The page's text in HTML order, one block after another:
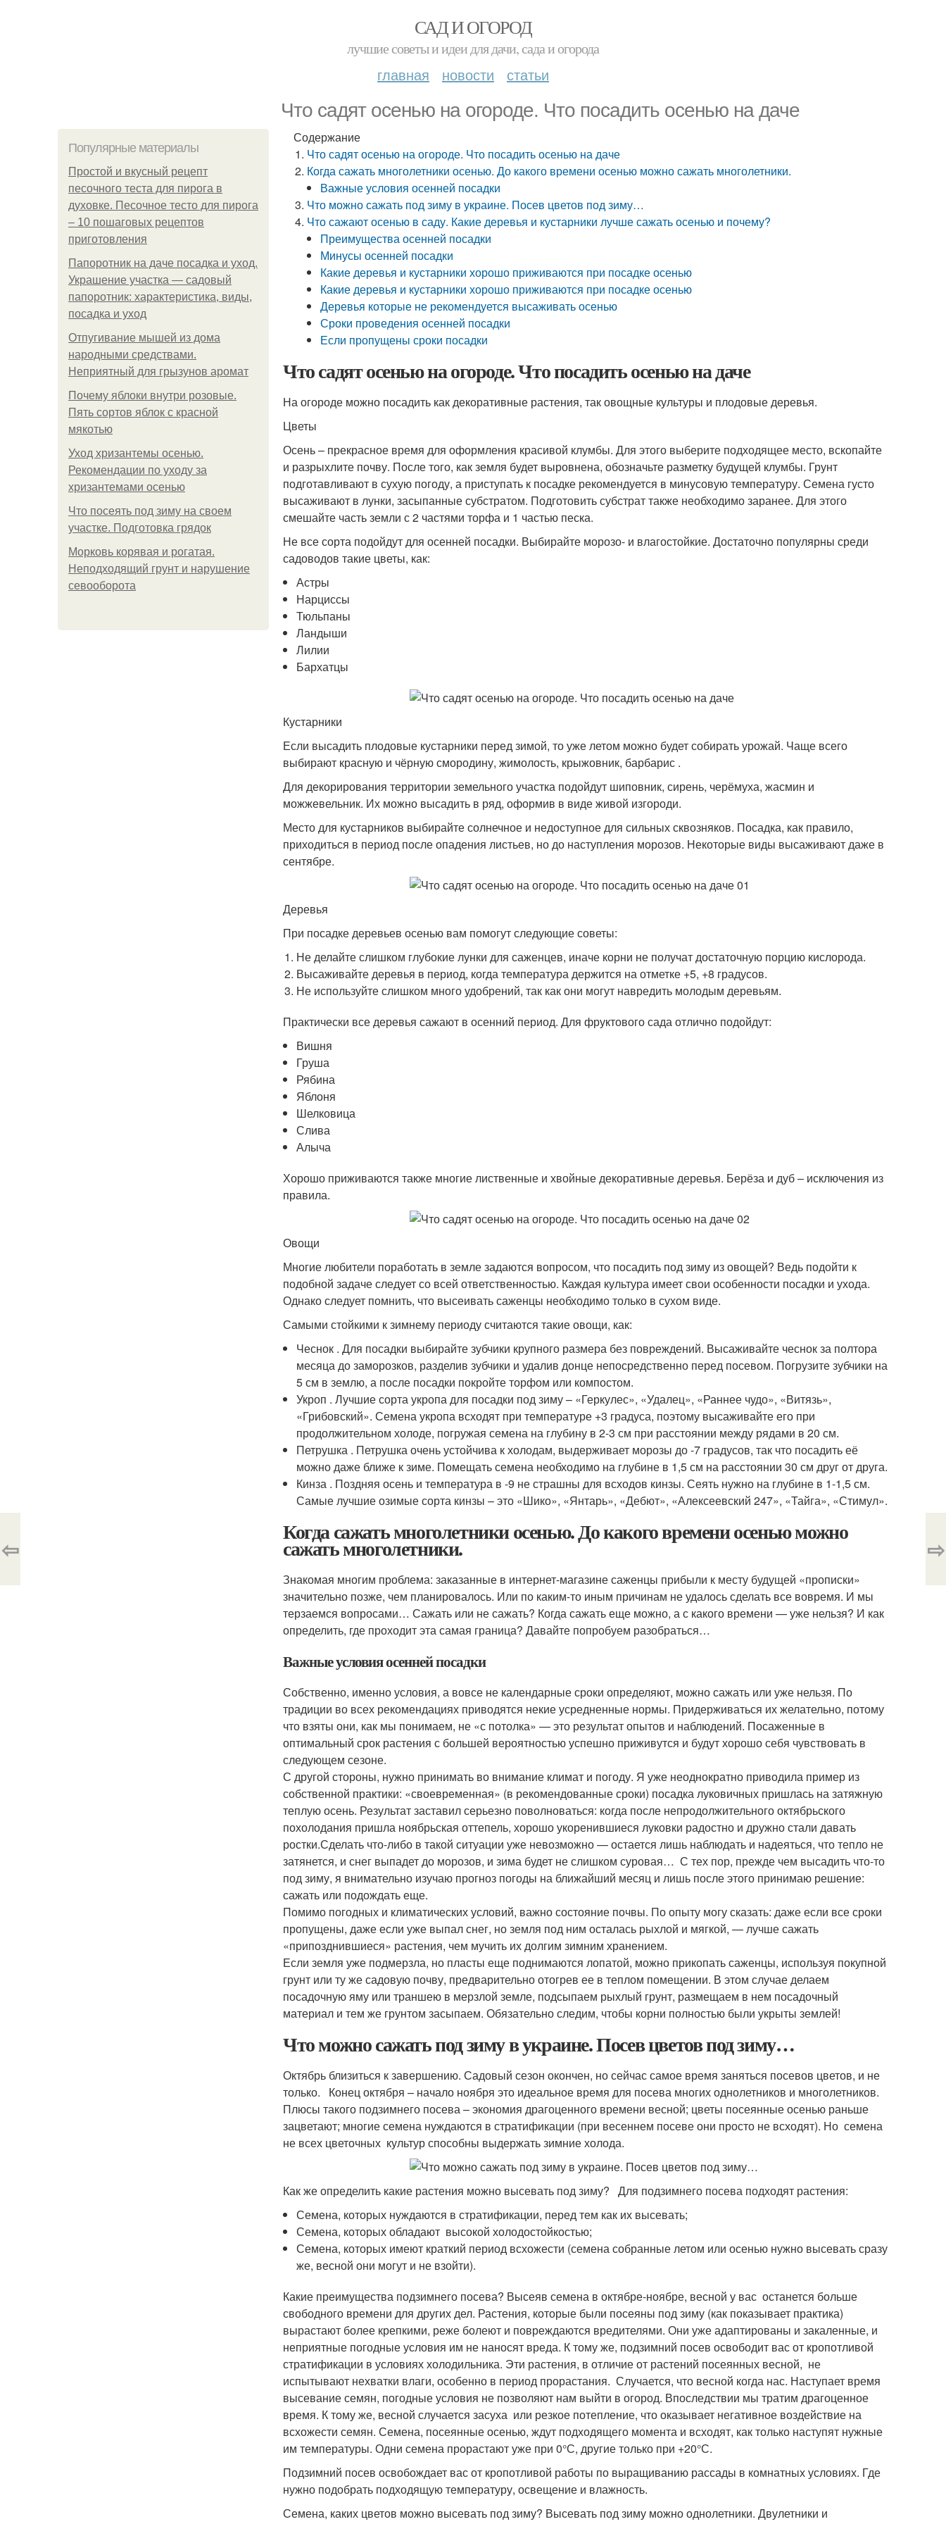
САД И ОГОРОД
лучшие советы и идеи для дачи, сада и огорода
главная новости статьи
Что садят осенью на огороде. Что посадить осенью на даче
Популярные материалы
Простой и вкусный рецепт
песочного теста для пирога в
духовке. Песочное тесто для пирога
– 10 пошаговых рецептов
приготовления
Папоротник на даче посадка и уход.
Украшение участка — садовый
папоротник: характеристика, виды,
посадка и уход
Отпугивание мышей из дома
народными средствами.
Неприятный для грызунов аромат
Почему яблоки внутри розовые.
Пять сортов яблок с красной
мякотью
Уход хризантемы осенью.
Рекомендации по уходу за
хризантемами осенью
Что посеять под зиму на своем
участке. Подготовка грядок
Морковь корявая и рогатая.
Неподходящий грунт и нарушение
севооборота
Содержание
Что садят осенью на огороде. Что посадить осенью на даче
Когда сажать многолетники осенью. До какого времени осенью можно сажать многолетники.
Важные условия осенней посадки
Что можно сажать под зиму в украине. Посев цветов под зиму…
Что сажают осенью в саду. Какие деревья и кустарники лучше сажать осенью и почему?
Преимущества осенней посадки
Минусы осенней посадки
Какие деревья и кустарники хорошо приживаются при посадке осенью
Какие деревья и кустарники хорошо приживаются при посадке осенью
Деревья которые не рекомендуется высаживать осенью
Сроки проведения осенней посадки
Если пропущены сроки посадки
Что садят осенью на огороде. Что посадить осенью на даче
На огороде можно посадить как декоративные растения, так овощные культуры и плодовые деревья.
Цветы
Осень – прекрасное время для оформления красивой клумбы. Для этого выберите подходящее место, вскопайте
и разрыхлите почву. После того, как земля будет выровнена, обозначьте разметку будущей клумбы. Грунт
подготавливают в сухую погоду, а приступать к посадке рекомендуется в минусовую температуру. Семена густо
высаживают в лунки, засыпанные субстратом. Подготовить субстрат также необходимо заранее. Для этого
смешайте часть земли с 2 частями торфа и 1 частью песка.
Не все сорта подойдут для осенней посадки. Выбирайте морозо- и влагостойкие. Достаточно популярны среди
садоводов такие цветы, как:
Астры
Нарциссы
Тюльпаны
Ландыши
Лилии
Бархатцы
Кустарники
Если высадить плодовые кустарники перед зимой, то уже летом можно будет собирать урожай. Чаще всего
выбирают красную и чёрную смородину, жимолость, крыжовник, барбарис .
Для декорирования территории земельного участка подойдут шиповник, сирень, черёмуха, жасмин и
можжевельник. Их можно высадить в ряд, оформив в виде живой изгороди.
Место для кустарников выбирайте солнечное и недоступное для сильных сквозняков. Посадка, как правило,
приходиться в период после опадения листьев, но до наступления морозов. Некоторые виды высаживают даже в
сентябре.
Деревья
При посадке деревьев осенью вам помогут следующие советы:
Не делайте слишком глубокие лунки для саженцев, иначе корни не получат достаточную порцию кислорода.
Высаживайте деревья в период, когда температура держится на отметке +5, +8 градусов.
Не используйте слишком много удобрений, так как они могут навредить молодым деревьям.
Практически все деревья сажают в осенний период. Для фруктового сада отлично подойдут:
Вишня
Груша
Рябина
Яблоня
Шелковица
Слива
Алыча
Хорошо приживаются также многие лиственные и хвойные декоративные деревья. Берёза и дуб – исключения из
правила.
Овощи
Многие любители поработать в земле задаются вопросом, что посадить под зиму из овощей? Ведь подойти к
подобной задаче следует со всей ответственностью. Каждая культура имеет свои особенности посадки и ухода.
Однако следует помнить, что высеивать саженцы необходимо только в сухом виде.
Самыми стойкими к зимнему периоду считаются такие овощи, как:
Чеснок . Для посадки выбирайте зубчики крупного размера без повреждений. Высаживайте чеснок за полтора
месяца до заморозков, разделив зубчики и удалив донце непосредственно перед посевом. Погрузите зубчики на
5 см в землю, а после посадки покройте торфом или компостом.
Укроп . Лучшие сорта укропа для посадки под зиму – «Геркулес», «Удалец», «Раннее чудо», «Витязь»,
«Грибовский». Семена укропа всходят при температуре +3 градуса, поэтому высаживайте его при
продолжительном холоде, погружая семена на глубину в 2-3 см при расстоянии между рядами в 20 см.
Петрушка . Петрушка очень устойчива к холодам, выдерживает морозы до -7 градусов, так что посадить её
можно даже ближе к зиме. Помещать семена необходимо на глубине в 1,5 см на расстоянии 30 см друг от друга.
Кинза . Поздняя осень и температура в -9 не страшны для всходов кинзы. Сеять нужно на глубине в 1-1,5 см.
Самые лучшие озимые сорта кинзы – это «Шико», «Янтарь», «Дебют», «Алексеевский 247», «Тайга», «Стимул».
Когда сажать многолетники осенью. До какого времени осенью можно
сажать многолетники.
Знакомая многим проблема: заказанные в интернет-магазине саженцы прибыли к месту будущей «прописки»
значительно позже, чем планировалось. Или по каким-то иным причинам не удалось сделать все вовремя. И мы
терзаемся вопросами… Сажать или не сажать? Когда сажать еще можно, а с какого времени — уже нельзя? И как
определить, где проходит эта самая граница? Давайте попробуем разобраться…
Важные условия осенней посадки
Собственно, именно условия, а вовсе не календарные сроки определяют, можно сажать или уже нельзя. По
традиции во всех рекомендациях приводятся некие усредненные нормы. Придерживаться их желательно, потому
что взяты они, как мы понимаем, не «с потолка» — это результат опытов и наблюдений. Посаженные в
оптимальный срок растения с большей вероятностью успешно приживутся и будут хорошо себя чувствовать в
следующем сезоне.
С другой стороны, нужно принимать во внимание климат и погоду. Я уже неоднократно приводила пример из
собственной практики: «своевременная» (в рекомендованные сроки) посадка луковичных пришлась на затяжную
теплую осень. Результат заставил серьезно поволноваться: когда после непродолжительного октябрьского
похолодания пришла ноябрьская оттепель, хорошо укоренившиеся луковки радостно и дружно стали давать
ростки.Сделать что-либо в такой ситуации уже невозможно — остается лишь наблюдать и надеяться, что тепло не
затянется, и снег выпадет до морозов, и зима будет не слишком суровая… С тех пор, прежде чем высадить что-то
под зиму, я внимательно изучаю прогноз погоды на ближайший месяц и лишь после этого принимаю решение:
сажать или подождать еще.
Помимо погодных и климатических условий, важно состояние почвы. По опыту могу сказать: даже если все сроки
пропущены, даже если уже выпал снег, но земля под ним осталась рыхлой и мягкой, — лучше сажать
«припозднившиеся» растения, чем мучить их долгим зимним хранением.
Если земля уже подмерзла, но пласты еще поднимаются лопатой, можно прикопать саженцы, используя покупной
грунт или ту же садовую почву, предварительно отогрев ее в теплом помещении. В этом случае делаем
посадочную яму или траншею в мерзлой земле, подсыпаем рыхлый грунт, размещаем в нем посадочный
материал и тем же грунтом засыпаем. Обязательно следим, чтобы корни полностью были укрыты землей!
Что можно сажать под зиму в украине. Посев цветов под зиму…
Октябрь близиться к завершению. Садовый сезон окончен, но сейчас самое время заняться посевов цветов, и не
только. Конец октября – начало ноября это идеальное время для посева многих однолетников и многолетников.
Плюсы такого подзимнего посева – экономия драгоценного времени весной; цветы посеянные осенью раньше
зацветают; многие семена нуждаются в стратификации (при весеннем посеве они просто не всходят). Но семена
не всех цветочных культур способны выдержать зимние холода.
Как же определить какие растения можно высевать под зиму? Для подзимнего посева подходят растения:
Семена, которых нуждаются в стратификации, перед тем как их высевать;
Семена, которых обладают высокой холодостойкостью;
Семена, которых имеют краткий период всхожести (семена собранные летом или осенью нужно высевать сразу
же, весной они могут и не взойти).
Какие преимущества подзимнего посева? Высеяв семена в октябре-ноябре, весной у вас останется больше
свободного времени для других дел. Растения, которые были посеяны под зиму (как показывает практика)
вырастают более крепкими, реже болеют и повреждаются вредителями. Они уже адаптированы и закаленные, и
неприятные погодные условия им не наносят вреда. К тому же, подзимний посев освободит вас от кропотливой
стратификации в условиях холодильника. Эти растения, в отличие от растений посеянных весной, не
испытывают нехватки влаги, особенно в период прорастания. Случается, что весной когда нас. Наступает время
высевание семян, погодные условия не позволяют нам выйти в огород. Впоследствии мы тратим драгоценное
время. К тому же, весной случается засуха или резкое потепление, что оказывает негативное воздействие на
всхожести семян. Семена, посеянные осенью, ждут подходящего момента и всходят, как только наступят нужные
им температуры. Одни семена прорастают уже при 0°С, другие только при +20°С.
Подзимний посев освобождает вас от кропотливой работы по выращиванию рассады в комнатных условиях. Где
нужно подобрать подходящую температуру, освещение и влажность.
Семена, каких цветов можно высевать под зиму? Высевать под зиму можно однолетники. Двулетники и
⇦ ⇨